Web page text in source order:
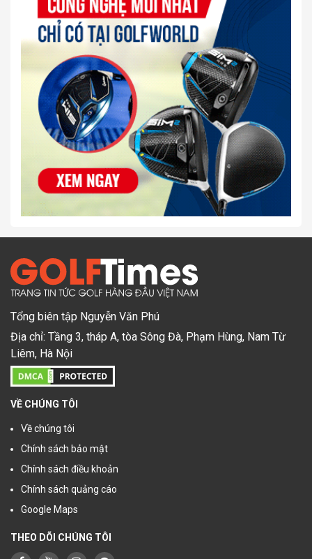
Tổng biên tập Nguyễn Văn Phú
Địa chỉ: Tầng 3, tháp A, tòa Sông Đà, Phạm Hùng, Nam Từ
Liêm, Hà Nội
VỀ CHÚNG TÔI
Về chúng tôi
Chính sách bảo mật
Chính sách điều khoản
Chính sách quảng cáo
Google Maps
THEO DÕI CHÚNG TÔI